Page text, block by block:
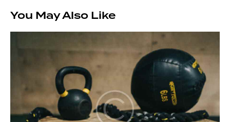
You May Also Like